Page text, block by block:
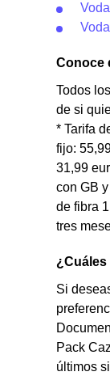
Conoce
Todos
de si
* Tarifa
fijo:
31,99
con GB
de fibra
tres
Si
Pack
últimos